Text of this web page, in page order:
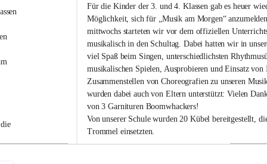
k
s
s
c
u
l
e
H
a
i
d
Für die Kinder der 3. und 4. Klassen gab es heuer
Möglichkeit, sich für „Musik am Morgen“
mittwochs starteten wir vor dem offiziellen
musikalisch in den Schultag. Dabei hatten wir in
viel Spaß beim Singen, unterschiedlichsten
musikalischen Spielen, Ausprobieren und Einsatz
Zusammenstellen von Choreografien zu unseren
wurden dabei auch von Eltern unterstützt: Vielen
von 3 Garnituren Boomwhackers!
Von unserer Schule wurden 20 Kübel bereitgestellt,
Trommel einsetzten.